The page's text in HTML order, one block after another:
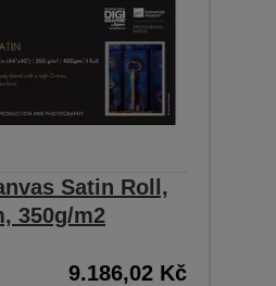
Satin Roll,
350g/m2
9.186,02 Kč